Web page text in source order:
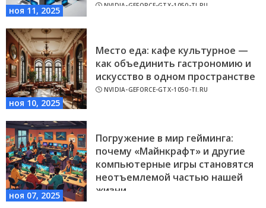
ноя 11, 2025 NVIDIA-GEFORCE-GTX-1050-TI.RU
ноя 10, 2025
Место еда: кафе культурное —
как объединить гастрономию и
искусство в одном пространстве
NVIDIA-GEFORCE-GTX-1050-TI.RU
ноя 07, 2025
Погружение в мир гейминга:
почему «Майнкрафт» и другие
компьютерные игры становятся
неотъемлемой частью нашей
жизни